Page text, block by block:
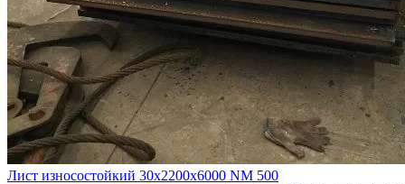
Лист износостойкий 30х2200х6000 NM 500